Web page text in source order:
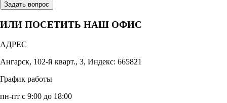
Задать вопрос
ИЛИ ПОСЕТИТЬ НАШ ОФИС
АДРЕС
Ангарск, 102-й кварт., 3, Индекс: 665821
График работы
пн-пт с 9:00 до 18:00